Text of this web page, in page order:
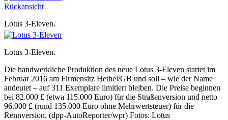
Lotus 3-Eleven.
Lotus 3-Eleven.
Die handwerkliche Produktion des neue Lotus 3-Eleven startet im
Februar 2016 am Firmensitz Hethel/GB und soll – wie der Name
andeutet – auf 311 Exemplare limitiert bleiben. Die Preise beginnen
bei 82.000 £ (etwa 115.000 Euro) für die Straßenversion und netto
96.000 £ (rund 135.000 Euro ohne Mehrwertsteuer) für die
Rennversion. (dpp-AutoReporter/wpr) Fotos: Lotus